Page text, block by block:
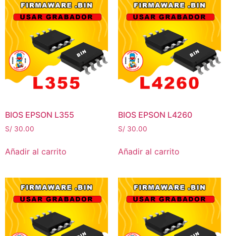
BIOS EPSON L355
S/ 30.00
Añadir al carrito
BIOS EPSON L4260
S/ 30.00
Añadir al carrito